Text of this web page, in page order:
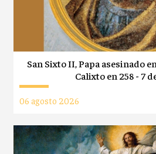
San Sixto II, Papa asesinado
Calixto en 258 - 7
06 agosto 2026